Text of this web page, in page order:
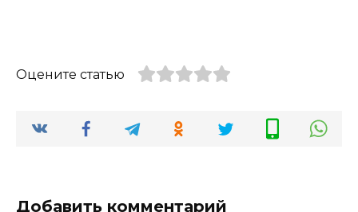
Оцените статью
Добавить комментарий